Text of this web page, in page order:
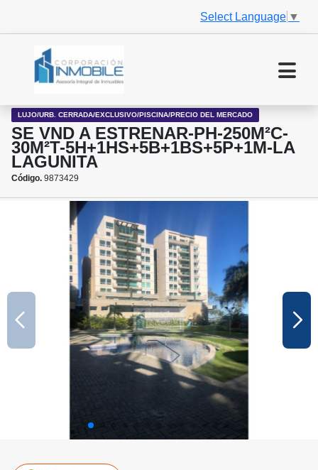
Select Language ▼
LUJO/URB. CERRADA/EXCLUSIVO/PISCINA/PRECIO DEL MERCADO
SE VND A ESTRENAR-PH-250M²C-
30M²T-5H+1HS+5B+1BS+5P+1M-LA
LAGUNITA
Código. 9873429